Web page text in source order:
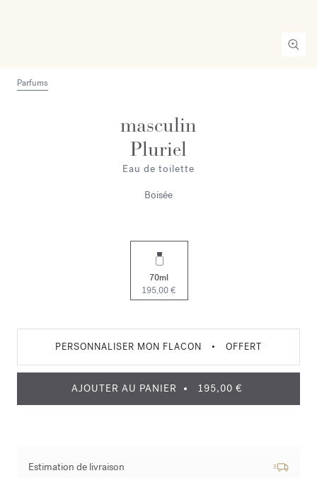
Parfums
masculin
Pluriel
Eau de toilette
Boisée
70ml
195,00 €
PERSONNALISER MON FLACON • OFFERT
AJOUTER AU PANIER 195,00 €
Estimation de livraison